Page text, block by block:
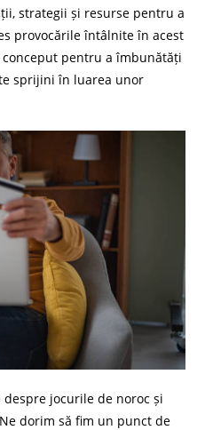
strategii și resurse pentru a
provocările întâlnite în acest
pentru a îmbunătăți
sprijini în luarea unor
jocurile de noroc și
dorim să fim un punct de